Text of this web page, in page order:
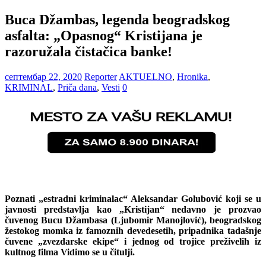
Buca Džambas, legenda beogradskog
asfalta: „Opasnog“ Kristijana je
razoružala čistačica banke!
септембар 22, 2020 Reporter AKTUELNO, Hronika,
KRIMINAL, Priča dana, Vesti 0
Poznati „estradni kriminalac“ Aleksandar Golubović koji se u
javnosti predstavlja kao „Kristijan“ nedavno je prozvao
čuvenog Bucu Džambasa (Ljubomir Manojlović), beogradskog
žestokog momka iz famoznih devedesetih, pripadnika tadašnje
čuvene „zvezdarske ekipe“ i jednog od trojice preživelih iz
kultnog filma Vidimo se u čitulji.